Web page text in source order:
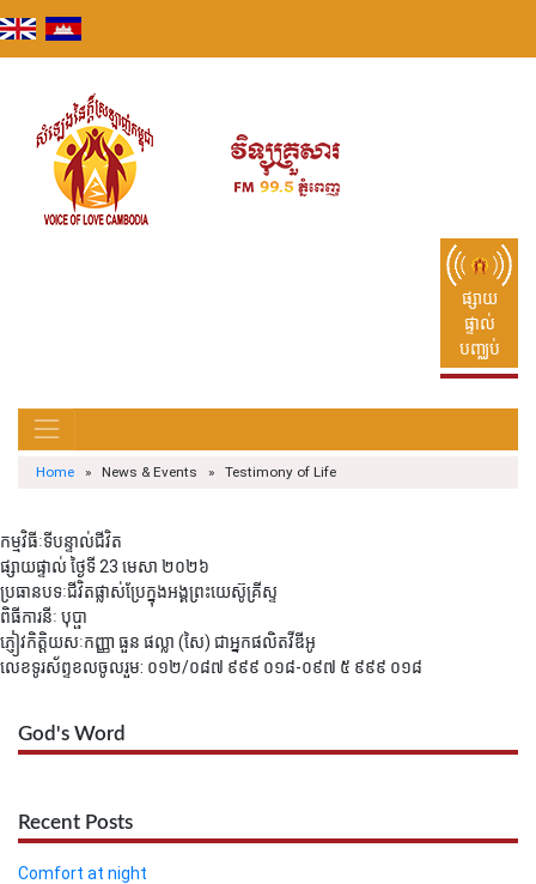
to
content
ផ្សាយ
ផ្ទាល់
បញ្ឈប់
Home » News & Events » Testimony of Life
កម្មវិធីៈទីបន្ទាល់ជីវិត
ផ្សាយផ្ទាល់ ថ្ងៃទី 23​​​ មេសា ២០២៦
ប្រធានបទៈជីវិតផ្លាស់ប្រែក្នុងអង្គព្រះយេស៊ូគ្រីស្ទ
ពិធីការនីៈ បុប្ផា
ភ្ញៀវកិត្តិយសៈកញ្ញា ធួន ផល្លា (សៃ) ជាអ្នកផលិតវីឌីអូ
លេខទូរស័ព្ទខលចូលរួម: ០១២/០៨៧ ៩៩៩ ០១៨-០៩៧ ៥ ៩៩៩ ០១៨
God's Word
Recent Posts
Comfort at night